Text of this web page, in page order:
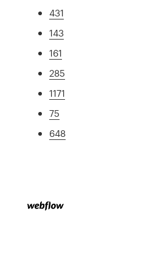
431
143
161
285
1171
75
648